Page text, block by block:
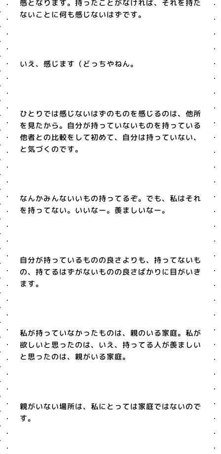
感となります。持ったことがなければ、それを持た
ないことに何も感じないはずです。
いえ、感じます（どっちやねん。
ひとりでは感じないはずのものを感じるのは、他所
を見たから。自分が持っていないものを持っている
他者との比較をして初めて、自分は持っていない、
と気づくのです。
なんかみんないいもの持ってるぞ。でも、私はそれ
を持ってない。いいなー。羨ましいなー。
自分が持っているものの良さよりも、持ってないも
の、持てるはずがないものの良さばかりに目がいき
ます。
私が持っていなかったものは、親のいる家庭。私が
欲しいと思ったのは、いえ、持ってる人が羨ましい
と思ったのは、親がいる家庭。
親がいない場所は、私にとっては家庭ではないので
す。